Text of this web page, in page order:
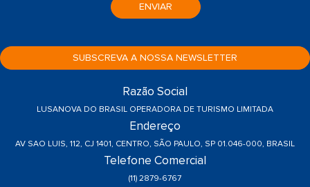
ENVIAR
SUBSCREVA A NOSSA NEWSLETTER
Razão Social
LUSANOVA DO BRASIL OPERADORA DE TURISMO LIMITADA
Endereço
AV SAO LUIS, 112, CJ 1401, CENTRO, SÃO PAULO, SP 01.046-000, BRASIL
Telefone Comercial
(11) 2879-6767